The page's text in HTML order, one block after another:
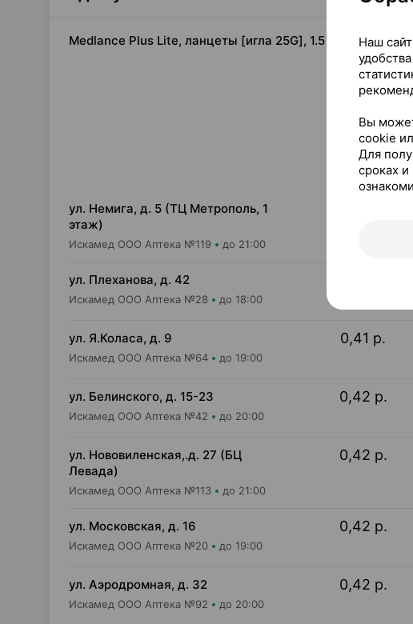
Medlance Plus Lite, ланцеты [игла 25G], 1.5 мм ×1,
На
ул. Немига, д. 5 (ТЦ Метрополь, 1
этаж)
Искамед ООО Аптека №119 до 21:00
ул. Плеханова, д. 42
Искамед ООО Аптека №28 до 18:00
ул. Я.Коласа, д. 9
Искамед ООО Аптека №64 до 19:00
0,41 р.
ул. Белинского, д. 15-23
Искамед ООО Аптека №42 до 20:00
0,42 р.
ул. Нововиленская,.д. 27 (БЦ
Левада)
Искамед ООО Аптека №113 до 21:00
0,42 р.
ул. Московская, д. 16
Искамед ООО Аптека №20 до 19:00
0,42 р.
ул. Аэродромная, д. 32
Искамед ООО Аптека №92 до 20:00
0,42 р.
Наш
Вы
cookie
Для
сроках